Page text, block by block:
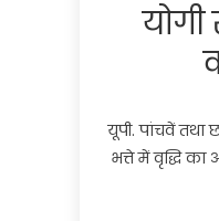
यूपी. पांचवें तथा
भत्ते में वृद्धि